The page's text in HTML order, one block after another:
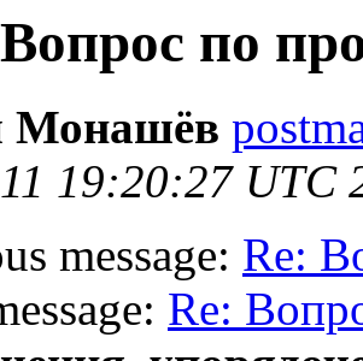
по
Монашёв
19:20:27 UTC
message: Re:
Re: